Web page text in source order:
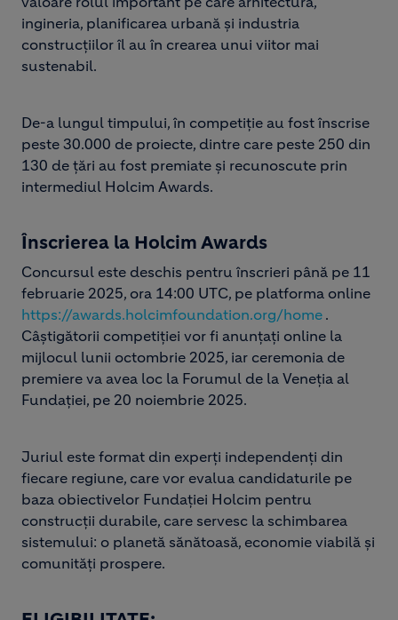
ingineria, planificarea urbană şi industria
construcţiilor îl au în crearea unui viitor mai
sustenabil.
De-a lungul timpului, în competiție au fost înscrise
peste 30.000 de proiecte, dintre care peste 250 din
130 de țări au fost premiate și recunoscute prin
intermediul Holcim Awards.
Înscrierea la Holcim Awards
Concursul este deschis pentru înscrieri până pe 11
februarie 2025, ora 14:00 UTC, pe platforma online
https://awards.holcimfoundation.org/home .
Câștigătorii competiției vor fi anunțați online la
mijlocul lunii octombrie 2025, iar ceremonia de
premiere va avea loc la Forumul de la Veneția al
Fundației, pe 20 noiembrie 2025.
Juriul este format din experți independenți din
fiecare regiune, care vor evalua candidaturile pe
baza obiectivelor Fundației Holcim pentru
construcții durabile, care servesc la schimbarea
sistemului: o planetă sănătoasă, economie viabilă și
comunități prospere.